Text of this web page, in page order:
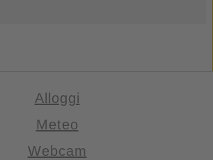
Alloggi
Meteo
Webcam